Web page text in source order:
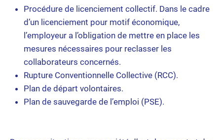
Procédure de licenciement collectif. Dans le cadre
d’un licenciement pour motif économique,
l’employeur a l’obligation de mettre en place les
mesures nécessaires pour reclasser les
collaborateurs concernés.
Rupture Conventionnelle Collective (RCC).
Plan de départ volontaires.
Plan de sauvegarde de l’emploi (PSE).